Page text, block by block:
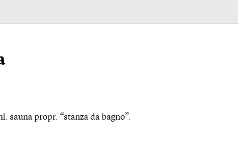
sauna propr. “stanza da bagno”.